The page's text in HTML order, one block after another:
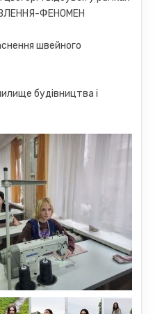
ФЕНОМЕН
швейного
будівництва і